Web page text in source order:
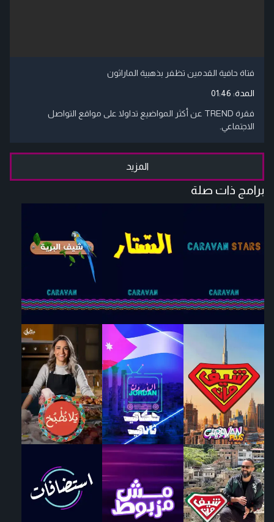
فتاة حافية القدمين تظفر بذهبية الماراثون
المدة: 01:46
فقرة TREND عن أكثر المواضيع تداولا على مواقع التواصل
الاجتماعي.
المزيد
برامج ذات صلة